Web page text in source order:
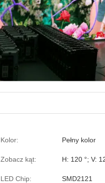
Kolor: Pełny kolor
Zobacz kąt: H: 120 °; V:
LED Chip: SMD2121